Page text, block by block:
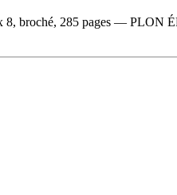
broché, 285 pages — PLON